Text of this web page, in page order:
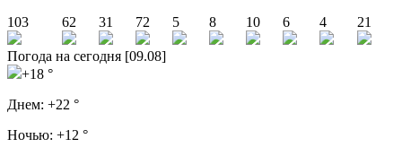
103
62 31 72 5 8 10 6 4 21
Погода на сегодня [09.08]
+18 °
Днем: +22 °
Ночью: +12 °